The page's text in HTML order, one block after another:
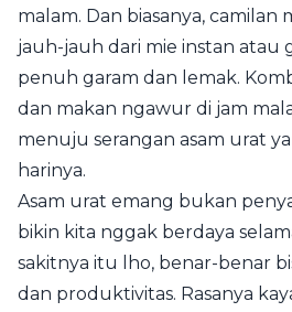
malam. Dan biasanya, camilan
jauh-jauh dari mie instan atau
penuh garam dan lemak.
dan makan ngawur di jam
menuju serangan asam urat
harinya.
Asam urat emang bukan
bikin kita nggak berdaya
sakitnya itu lho, benar-benar
dan produktivitas. Rasanya